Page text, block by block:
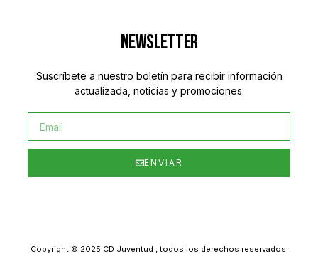
Newsletter
Suscríbete a nuestro boletín para recibir información
actualizada, noticias y promociones.
ENVIAR
Copyright © 2025 CD Juventud , todos los derechos reservados.